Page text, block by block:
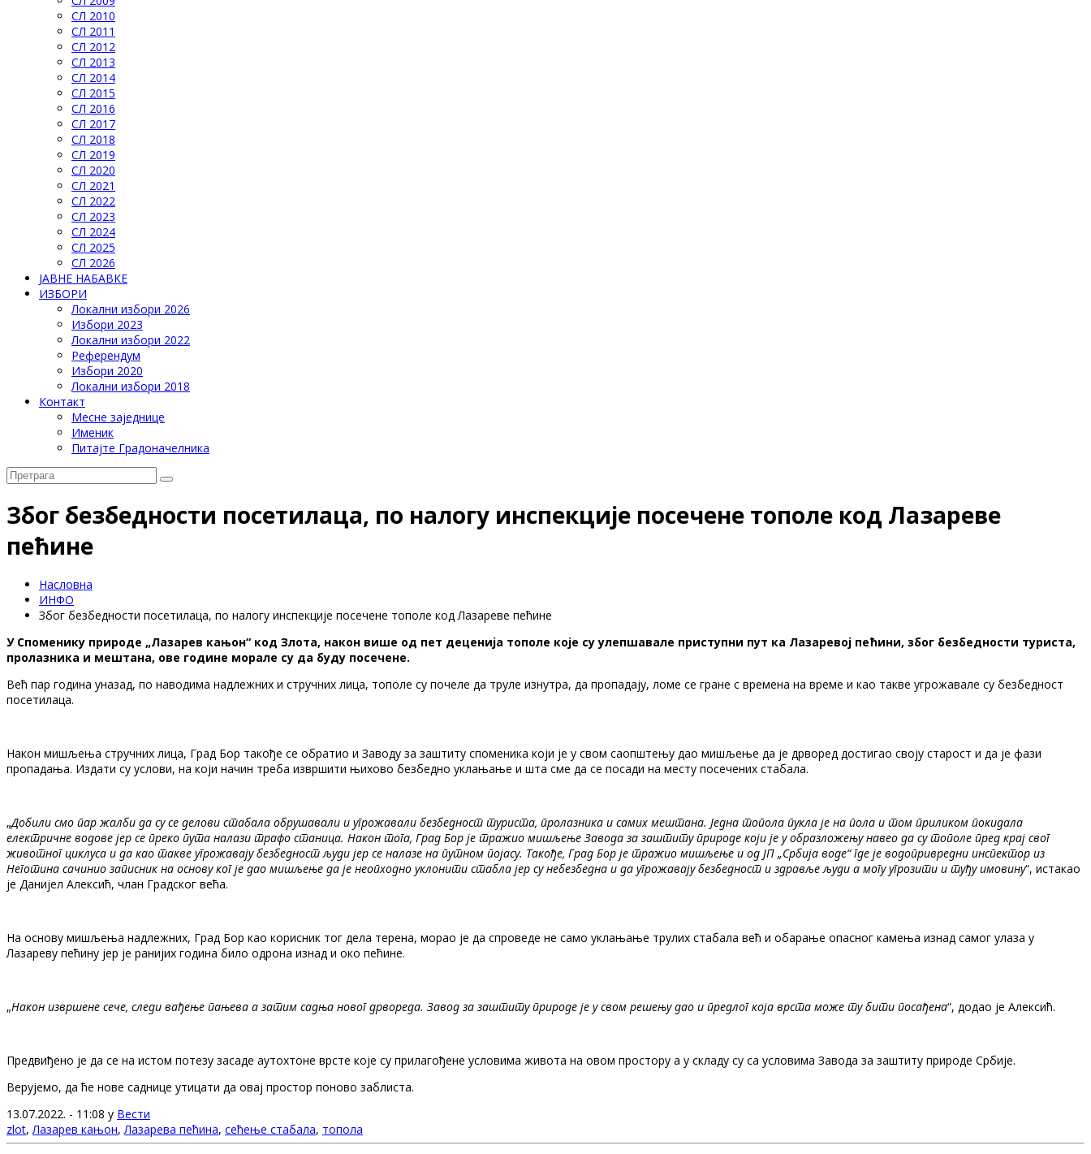
СЛ 2010
СЛ 2011
СЛ 2012
СЛ 2013
СЛ 2014
СЛ 2015
СЛ 2016
СЛ 2017
СЛ 2018
СЛ 2019
СЛ 2020
СЛ 2021
СЛ 2022
СЛ 2023
СЛ 2024
СЛ 2025
СЛ 2026
ЈАВНЕ НАБАВКЕ
ИЗБОРИ
Локални избори 2026
Избори 2023
Локални избори 2022
Референдум
Избори 2020
Локални избори 2018
Контакт
Месне заједнице
Именик
Питајте Градоначелника
Због безбедности посетилаца, по налогу инспекције посечене тополе код Лазареве
пећине
Насловна
ИНФО
Због безбедности посетилаца, по налогу инспекције посечене тополе код Лазареве пећине
У Споменику природе „Лазарев кањон“ код Злота, након више од пет деценија тополе које су улепшавале приступни пут ка Лазаревој пећини, због безбедности туриста,
пролазника и мештана, ове године морале су да буду посечене.
Већ пар година уназад, по наводима надлежних и стручних лица, тополе су почеле да труле изнутра, да пропадају, ломе се гране с времена на време и као такве угрожавале су безбедност
посетилаца.
Након мишљења стручних лица, Град Бор такође се обратио и Заводу за заштиту споменика који је у свом саопштењу дао мишљење да је дрворед достигао своју старост и да је фази
пропадања. Издати су услови, на који начин треба извршити њихово безбедно уклањање и шта сме да се посади на месту посечених стабала.
„Добили смо пар жалби да су се делови стабала обрушавали и угрожавали безбедност туриста, пролазника и самих мештана. Једна топола пукла је на пола и том приликом покидала
електричне водове јер се преко пута налази трафо станица. Након тога, Град Бор је тражио мишљење Завода за заштиту природе који је у образложењу навео да су тополе пред крај свог
животног циклуса и да као такве угрожавају безбедност људи јер се налазе на путном појасу. Такође, Град Бор је тражио мишљење и од ЈП „Србија воде“ где је водопривредни инспектор из
Неготина сачинио записник на основу ког је дао мишљење да је неопходно уклонити стабла јер су небезбедна и да угрожавају безбедност и здравље људи а могу угрозити и туђу имовину“, истакао
је Данијел Алексић, члан Градског већа.
На основу мишљења надлежних, Град Бор као корисник тог дела терена, морао је да спроведе не само уклањање трулих стабала већ и обарање опасног камења изнад самог улаза у
Лазареву пећину јер је ранијих година било одрона изнад и око пећине.
„Након извршене сече, следи вађење пањева а затим садња новог дрвореда. Завод за заштиту природе је у свом решењу дао и предлог која врста може ту бити посађена“, додао је Алексић.
Предвиђено је да се на истом потезу засаде аутохтоне врсте које су прилагођене условима живота на овом простору а у складу су са условима Завода за заштиту природе Србије.
Верујемо, да ће нове саднице утицати да овај простор поново заблиста.
13.07.2022. - 11:08 у Вести
zlot, Лазарев кањон, Лазарева пећина, сећење стабала, топола